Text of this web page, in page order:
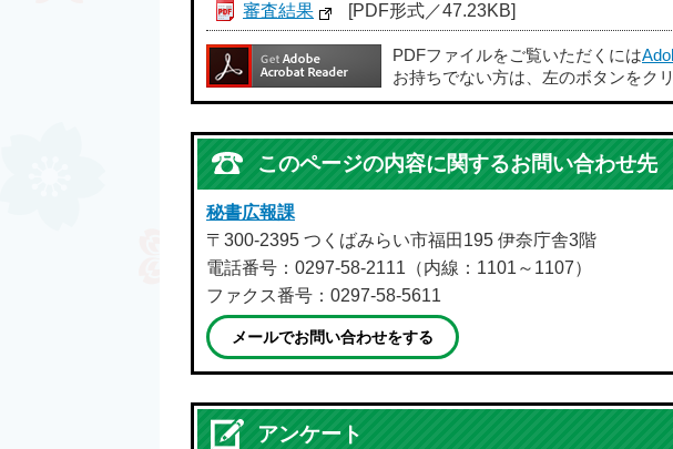
審査結果 [PDF形式／47.23KB]
PDFファイルをご覧いただくには
お持ちでない方は、左のボタンをク
このページの内容に関するお問い合わせ先
秘書広報課
〒300-2395 つくばみらい市福田195 伊奈庁舎3階
電話番号：0297-58-2111（内線：1101～1107）
ファクス番号：0297-58-5611
メールでお問い合わせをする
アンケート